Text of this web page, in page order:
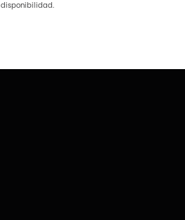
disponibilidad.